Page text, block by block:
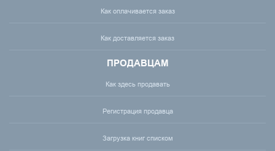
Как оплачивается заказ
Как доставляется заказ
ПРОДАВЦАМ
Как здесь продавать
Регистрация продавца
Загрузка книг списком